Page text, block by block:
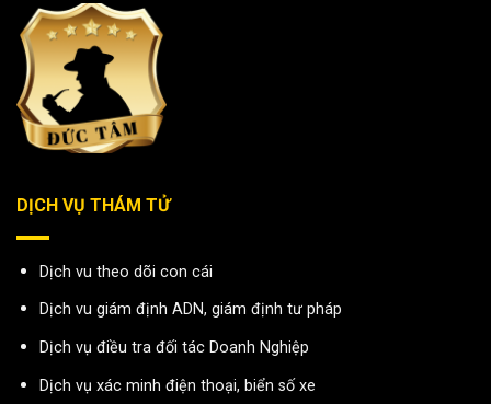
DỊCH VỤ THÁM TỬ
Dịch vu theo dõi con cái
Dịch vu giám định ADN, giám định tư pháp
Dịch vụ điều tra đối tác Doanh Nghiệp
Dịch vụ xác minh điện thoại, biển số xe